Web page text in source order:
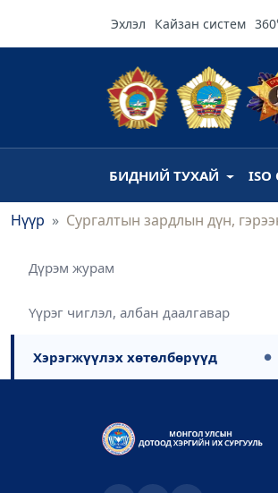
Эхлэл Кайзан систем
БИДНИЙ ТУХАЙ ISO
Нүүр Сургалтын зардлын дүн,
Дүрэм журам
Үүрэг чиглэл, албан даалгавар
Хэрэгжүүлэх хөтөлбөрүүд ●